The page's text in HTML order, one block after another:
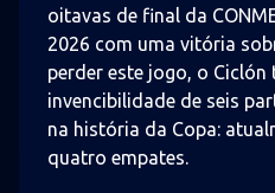
oitavas de final da
2026 com uma vitória
perder este jogo, o Ciclón
invencibilidade de seis
na história da Copa:
quatro empates.